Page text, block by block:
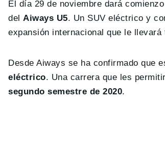
El día 29 de noviembre dará
del Aiways U5. Un SUV eléctrico y
expansión internacional que le
Desde Aiways se ha confirmado que
eléctrico. Una carrera que les
segundo semestre de 2020.